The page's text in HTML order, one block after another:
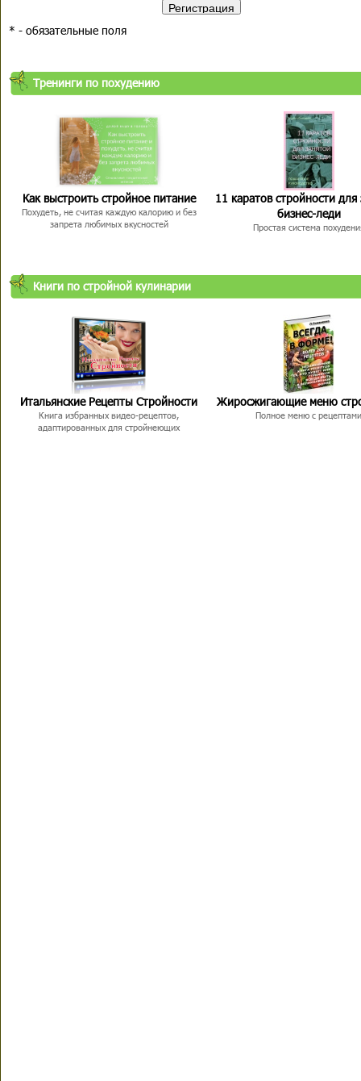
* - обязательные поля
Тренинги по похудению
Как выстроить стройное питание
Похудеть, не считая каждую калорию и без
запрета любимых вкусностей
11 каратов стройности для
бизнес-леди
Простая система
Книги по стройной кулинарии
Итальянские Рецепты Стройности
Книга избранных видео-рецептов,
адаптированных для стройнеющих
Жиросжигающие меню
Полное меню с рецептами